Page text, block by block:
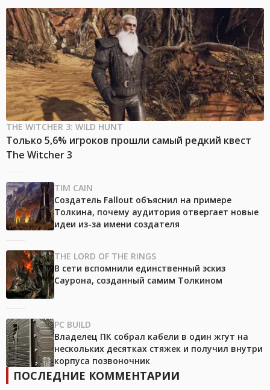
THE WITCHER 3: WILD HUNT
Только 5,6% игроков прошли самый редкий квест
The Witcher 3
TIM CAIN
Создатель Fallout объяснил на примере
Толкина, почему аудитория отвергает новые
идеи из-за имени создателя
THE LORD OF THE RINGS
В сети вспомнили единственный эскиз
Саурона, созданный самим Толкином
PC BUILD
Владелец ПК собрал кабели в один жгут на
нескольких десятках стяжек и получил внутри
корпуса позвоночник
ПОСЛЕДНИЕ КОММЕНТАРИИ